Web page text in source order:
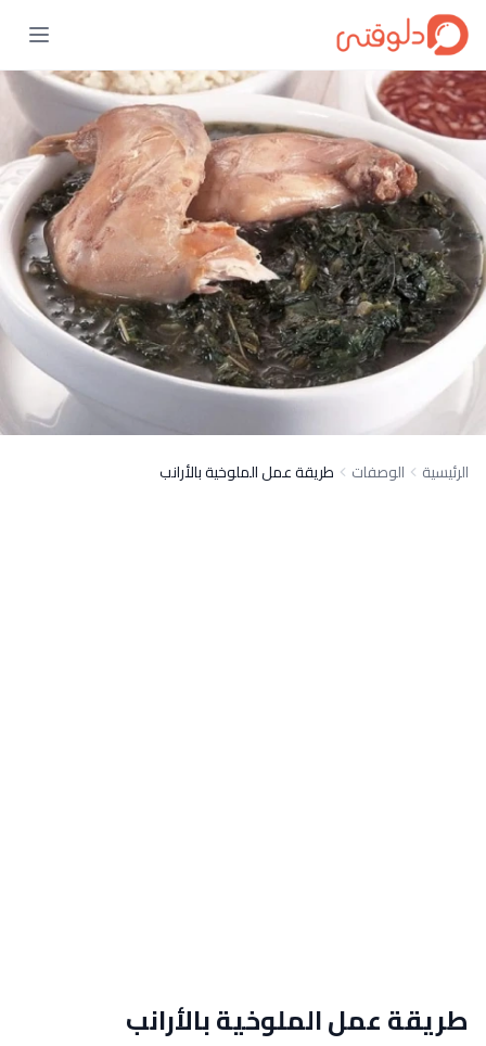
الرئيسية الوصفات طريقة عمل الملوخية بالأرانب‎
طريقة عمل الملوخية بالأرانب‎